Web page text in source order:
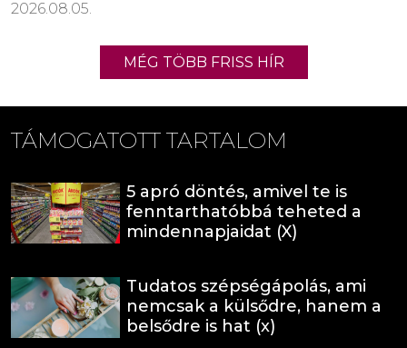
2026.08.05.
MÉG TÖBB FRISS HÍR
TÁMOGATOTT TARTALOM
5 apró döntés, amivel te is
fenntarthatóbbá teheted a
mindennapjaidat (X)
Tudatos szépségápolás, ami
nemcsak a külsődre, hanem a
belsődre is hat (x)